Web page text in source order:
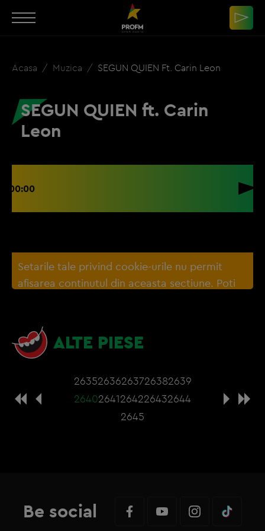
Acasa Muzica SEGUN QUIEN Ft. Carin Leon
SEGUN QUIEN ft. Carin
Leon
00:00
Setarile tale privind cookie-urile nu permit
afisarea continutul din aceasta sectiune. Poti
nevoie sa accepti cookie-urile social media
ALTE PIESE
26352636263726382639
26402641264226432644
2645
Be social